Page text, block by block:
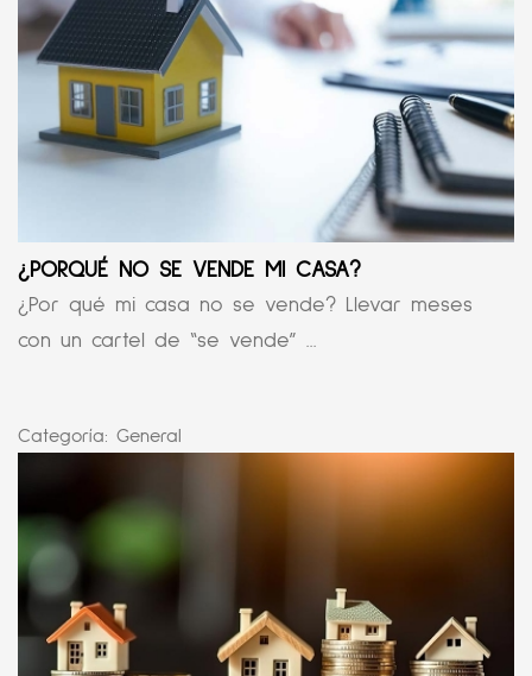
¿PORQUÉ NO SE VENDE MI CASA?
¿Por qué mi casa no se vende? Llevar meses
con un cartel de “se vende” ...
Categoría: General